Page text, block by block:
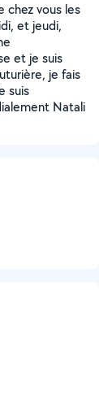
chez vous les
et jeudi,
et je suis
je fais
suis
Natali